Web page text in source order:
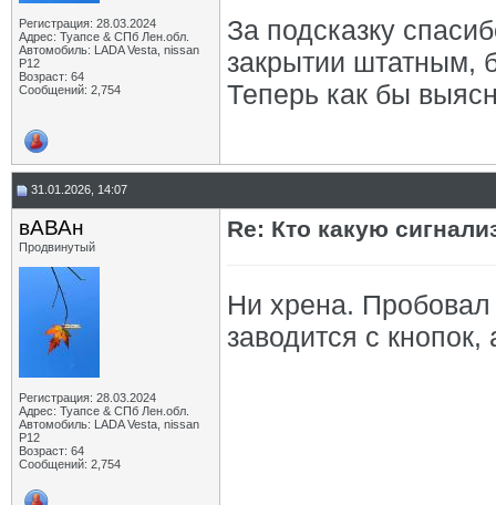
Регистрация: 28.03.2024
Адрес: Туапсе & СПб Лен.обл.
Автомобиль: LADA Vesta, nissan
P12
Возраст: 64
Сообщений: 2,754
За подсказку
закрытии штатным,
Теперь как бы
31.01.2026, 14:07
вАВАн
Продвинутый
Регистрация: 28.03.2024
Адрес: Туапсе & СПб Лен.обл.
Автомобиль: LADA Vesta, nissan
P12
Возраст: 64
Сообщений: 2,754
Re: Кто какую
Ни хрена. Пробовал
заводится с